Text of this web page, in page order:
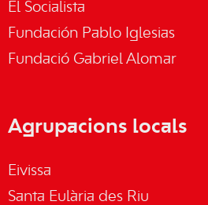
El Socialista
Fundación Pablo Iglesias
Fundació Gabriel Alomar
Agrupacions locals
Eivissa
Santa Eulària des Riu